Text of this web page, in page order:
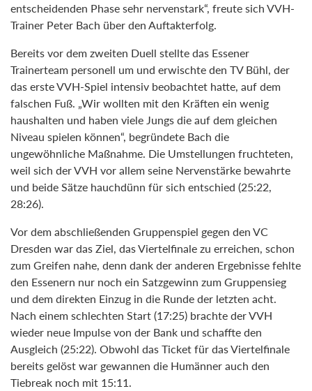
entscheidenden Phase sehr nervenstark“, freute sich VVH-
Trainer Peter Bach über den Auftakterfolg.
Bereits vor dem zweiten Duell stellte das Essener
Trainerteam personell um und erwischte den TV Bühl, der
das erste VVH-Spiel intensiv beobachtet hatte, auf dem
falschen Fuß. „Wir wollten mit den Kräften ein wenig
haushalten und haben viele Jungs die auf dem gleichen
Niveau spielen können“, begründete Bach die
ungewöhnliche Maßnahme. Die Umstellungen fruchteten,
weil sich der VVH vor allem seine Nervenstärke bewahrte
und beide Sätze hauchdünn für sich entschied (25:22,
28:26).
Vor dem abschließenden Gruppenspiel gegen den VC
Dresden war das Ziel, das Viertelfinale zu erreichen, schon
zum Greifen nahe, denn dank der anderen Ergebnisse fehlte
den Essenern nur noch ein Satzgewinn zum Gruppensieg
und dem direkten Einzug in die Runde der letzten acht.
Nach einem schlechten Start (17:25) brachte der VVH
wieder neue Impulse von der Bank und schaffte den
Ausgleich (25:22). Obwohl das Ticket für das Viertelfinale
bereits gelöst war gewannen die Humänner auch den
Tiebreak noch mit 15:11.